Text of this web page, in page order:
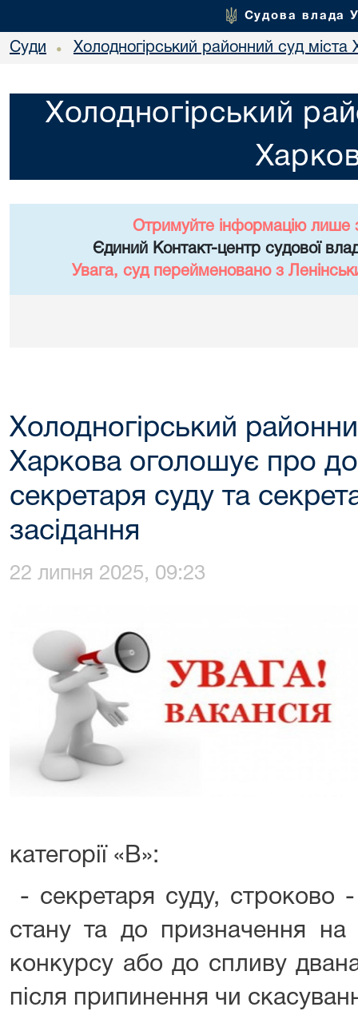
Судова влада
Суди • Холодногірський районний суд міста
Холодногірський
Отримуйте інформацію лише
Єдиний Контакт-центр судової
Увага, суд перейменовано з
Холодногірський
Харкова оголошує про
секретаря суду та
засідання
22 липня 2025, 09:23
категорії «В»:
- секретаря суду, строково -
стану та до призначення
конкурсу або до спливу
після припинення чи